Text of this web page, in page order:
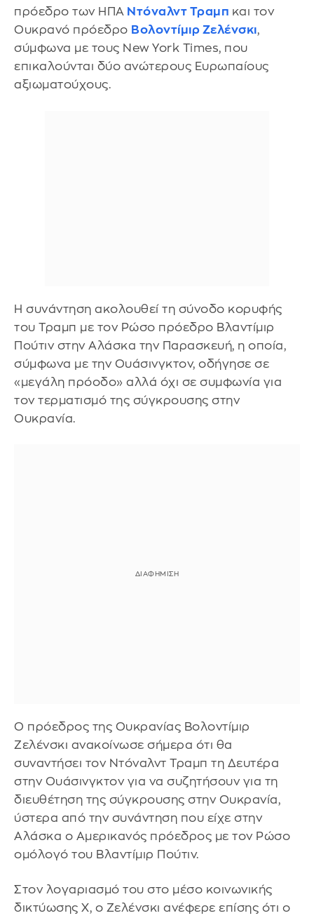
πρόεδρο των ΗΠΑ Ντόναλντ Τραμπ και τον
Ουκρανό πρόεδρο Βολοντίμιρ Ζελένσκι,
σύμφωνα με τους New York Times, που
επικαλούνται δύο ανώτερους Ευρωπαίους
αξιωματούχους.
Η συνάντηση ακολουθεί τη σύνοδο κορυφής
του Τραμπ με τον Ρώσο πρόεδρο Βλαντίμιρ
Πούτιν στην Αλάσκα την Παρασκευή, η οποία,
σύμφωνα με την Ουάσινγκτον, οδήγησε σε
«μεγάλη πρόοδο» αλλά όχι σε συμφωνία για
τον τερματισμό της σύγκρουσης στην
Ουκρανία.
Ο πρόεδρος της Ουκρανίας Βολοντίμιρ
Ζελένσκι ανακοίνωσε σήμερα ότι θα
συναντήσει τον Ντόναλντ Τραμπ τη Δευτέρα
στην Ουάσινγκτον για να συζητήσουν για τη
διευθέτηση της σύγκρουσης στην Ουκρανία,
ύστερα από την συνάντηση που είχε στην
Αλάσκα ο Αμερικανός πρόεδρος με τον Ρώσο
ομόλογό του Βλαντίμιρ Πούτιν.
Στον λογαριασμό του στο μέσο κοινωνικής
δικτύωσης X, ο Ζελένσκι ανέφερε επίσης ότι ο